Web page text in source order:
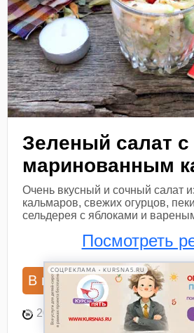
Зеленый салат с
маринованным
Очень вкусный и сочный салат
кальмаров, свежих огурцов,
сельдерея с яблоками и
Посмотреть
В книгу рецептов В
20 мин 27
СОЦРЕКЛАМА • KURSNA5.RU